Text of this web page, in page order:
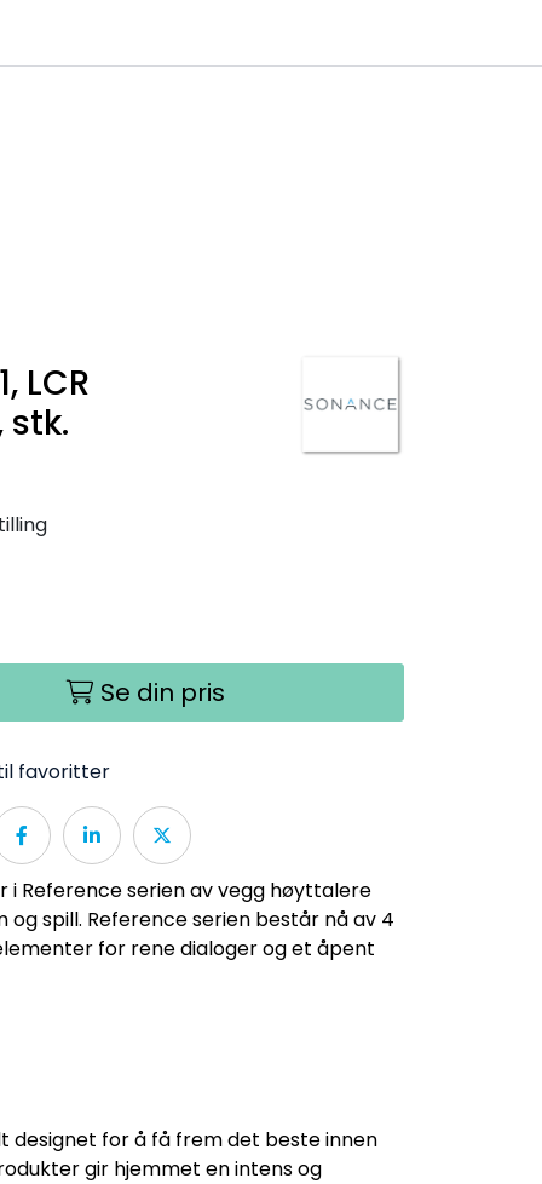
LCR
Se din pris
favoritter
i Reference serien av vegg høyttalere
spill. Reference serien består nå av 4
for rene dialoger og et åpent
designet for å få frem det beste innen
gir hjemmet en intens og